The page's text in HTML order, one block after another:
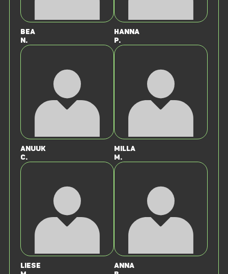
Bea
N.
Hanna
P.
Anuuk
C.
Milla
M.
Liese
Anna